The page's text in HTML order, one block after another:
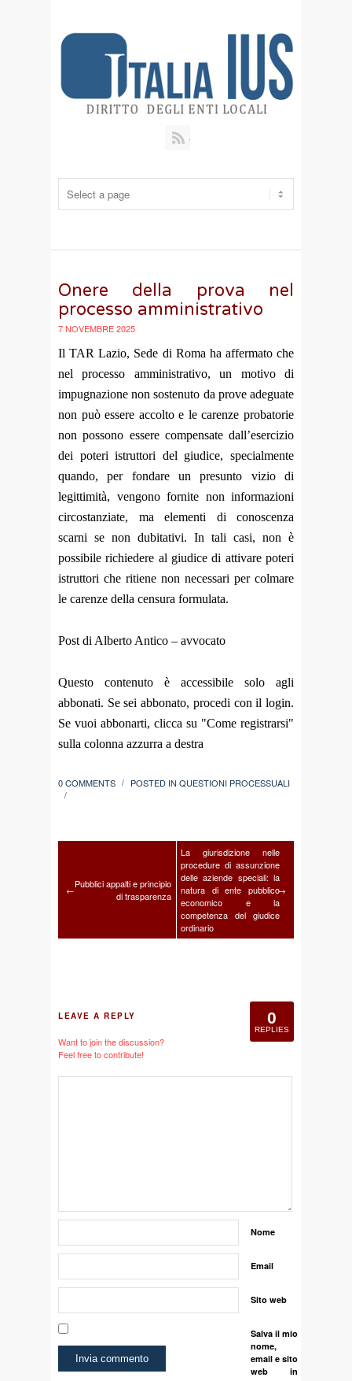
Onere della prova nel
processo amministrativo
7 NOVEMBRE 2025
Il TAR Lazio, Sede di Roma ha affermato che
nel processo amministrativo, un motivo di
impugnazione non sostenuto da prove adeguate
non può essere accolto e le carenze probatorie
non possono essere compensate dall’esercizio
dei poteri istruttori del giudice, specialmente
quando, per fondare un presunto vizio di
legittimità, vengono fornite non informazioni
circostanziate, ma elementi di conoscenza
scarni se non dubitativi. In tali casi, non è
possibile richiedere al giudice di attivare poteri
istruttori che ritiene non necessari per colmare
le carenze della censura formulata.
Post di Alberto Antico – avvocato
Questo contenuto è accessibile solo agli
abbonati. Se sei abbonato, procedi con il login.
Se vuoi abbonarti, clicca su "Come registrarsi"
sulla colonna azzurra a destra
0 COMMENTS / POSTED IN QUESTIONI PROCESSUALI
/
←Pubblici appalti e principio
di trasparenza
La giurisdizione nelle
procedure di assunzione
delle aziende speciali: la
natura di ente pubblico
economico e la
competenza del giudice
ordinario
→
0
REPLIES
LEAVE A REPLY
Want to join the discussion?
Feel free to contribute!
Nome
Email
Sito web
Salva il mio
nome,
email e sito
web in